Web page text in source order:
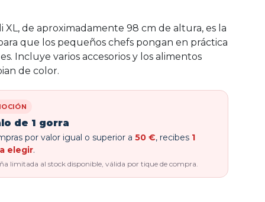
XL, de aproximadamente 98 cm de altura, es la
que los pequeños chefs pongan en práctica
Incluye varios accesorios y los alimentos
de color.
de 1 gorra
por valor igual o superior a 50 €, recibes 1
elegir.
limitada al stock disponible, válida por tique de compra.